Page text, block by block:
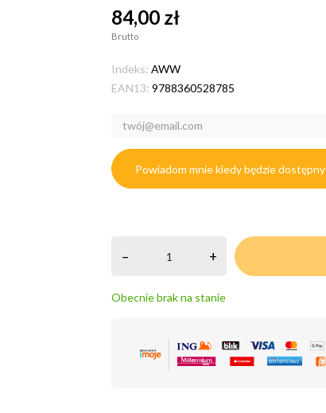
84,00 zł
Brutto
Indeks: AWW
EAN13: 9788360528785
Powiadom mnie kiedy będzie dostępny
– +
Obecnie brak na stanie